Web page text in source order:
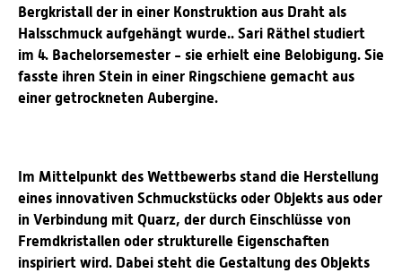
Bergkristall der in einer Konstruktion aus Draht als
Halsschmuck aufgehängt wurde.. Sari Räthel studiert
im 4. Bachelorsemester - sie erhielt eine Belobigung. Sie
fasste ihren Stein in einer Ringschiene gemacht aus
einer getrockneten Aubergine.
Im Mittelpunkt des Wettbewerbs stand die Herstellung
eines innovativen Schmuckstücks oder Objekts aus oder
in Verbindung mit Quarz, der durch Einschlüsse von
Fremdkristallen oder strukturelle Eigenschaften
inspiriert wird. Dabei steht die Gestaltung des Objekts